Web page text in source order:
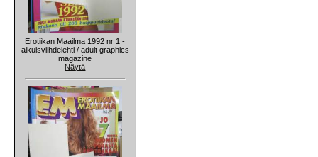
Erotiikan Maailma 1992 nr 1 -
aikuisviihdelehti / adult graphics
magazine
Näytä